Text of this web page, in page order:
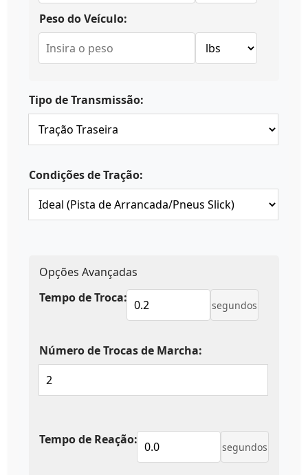
Peso do Veículo:
Tipo de Transmissão:
Condições de Tração:
Opções Avançadas
Tempo de Troca:
segundos
Número de Trocas de Marcha:
Tempo de Reação: segundos